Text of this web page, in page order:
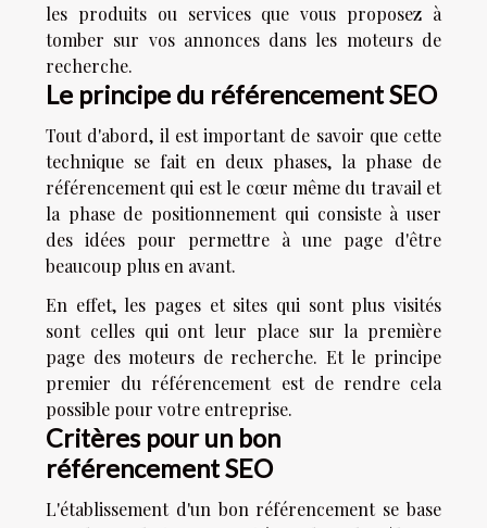
les produits ou services que vous proposez à
tomber sur vos annonces dans les moteurs de
recherche.
Le principe du référencement SEO
Tout d'abord, il est important de savoir que cette
technique se fait en deux phases, la phase de
référencement qui est le cœur même du travail et
la phase de positionnement qui consiste à user
des idées pour permettre à une page d'être
beaucoup plus en avant.
En effet, les pages et sites qui sont plus visités
sont celles qui ont leur place sur la première
page des moteurs de recherche. Et le principe
premier du référencement est de rendre cela
possible pour votre entreprise.
Critères pour un bon
référencementSEO
L'établissement d'un bon référencement se base